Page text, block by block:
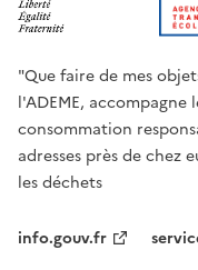
"Que faire de mes
l'ADEME,
consommation
adresses près de chez
les déchets
info.gouv.fr